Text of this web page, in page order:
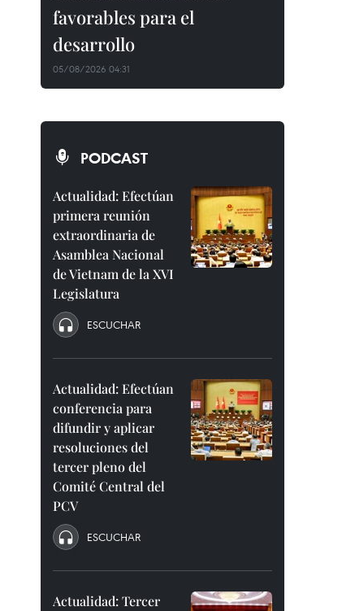
favorables para el
desarrollo
05/08/2026 04:31
PODCAST
Actualidad: Efectúan
primera reunión
extraordinaria de
Asamblea Nacional
de Vietnam de la XVI
Legislatura
ESCUCHAR
Actualidad: Efectúan
conferencia para
difundir y aplicar
resoluciones del
tercer pleno del
Comité Central del
PCV
ESCUCHAR
Actualidad: Tercer